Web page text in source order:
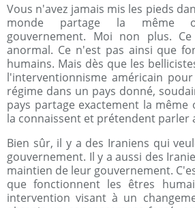
Vous n'avez jamais mis les pieds
monde partage la même
gouvernement. Moi non plus.
anormal. Ce n'est pas ainsi que
humains. Mais dès que les
l'interventionnisme américain
régime dans un pays donné,
pays partage exactement la
la connaissent et prétendent parler
Bien sûr, il y a des Iraniens qui
gouvernement. Il y a aussi des
maintien de leur gouvernement.
que fonctionnent les êtres
intervention visant à un